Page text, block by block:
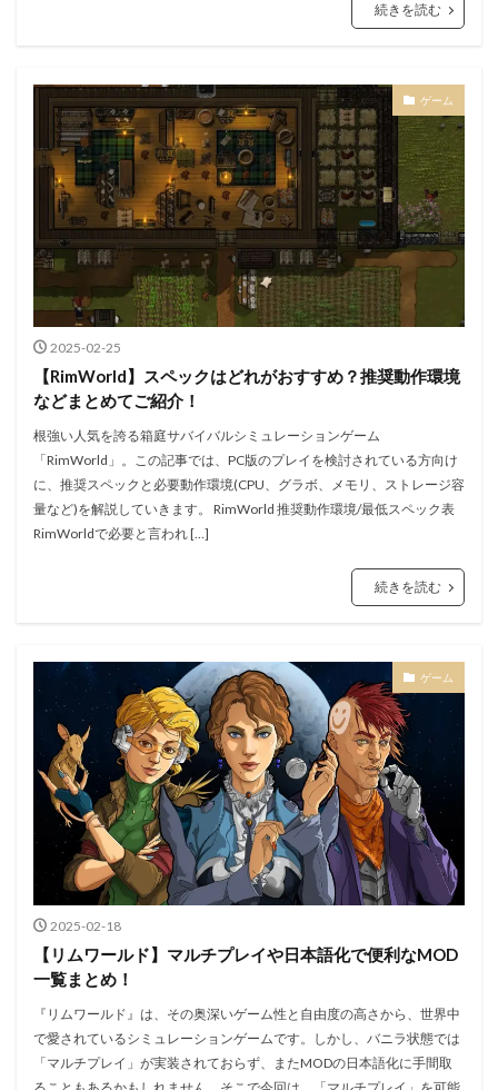
続きを読む
ゲーム
2025-02-25
【RimWorld】スペックはどれがおすすめ？推奨動作環境
などまとめてご紹介！
根強い人気を誇る箱庭サバイバルシミュレーションゲーム
「RimWorld」。この記事では、PC版のプレイを検討されている方向け
に、推奨スペックと必要動作環境(CPU、グラボ、メモリ、ストレージ容
量など)を解説していきます。 RimWorld 推奨動作環境/最低スペック表
RimWorldで必要と言われ […]
続きを読む
ゲーム
2025-02-18
【リムワールド】マルチプレイや日本語化で便利なMOD
一覧まとめ！
『リムワールド』は、その奥深いゲーム性と自由度の高さから、世界中
で愛されているシミュレーションゲームです。しかし、バニラ状態では
「マルチプレイ」が実装されておらず、またMODの日本語化に手間取
ることもあるかもしれません。そこで今回は、「マルチプレイ」を可能